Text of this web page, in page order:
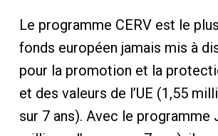
Le programme CERV est le
fonds européen jamais mis à
pour la promotion et la
et des valeurs de l’UE (1,55
sur 7 ans). Avec le programme